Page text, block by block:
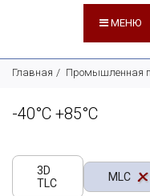
МЕНЮ
Главная Промышленная
-40°C +85°C
3D
TLC
MLC